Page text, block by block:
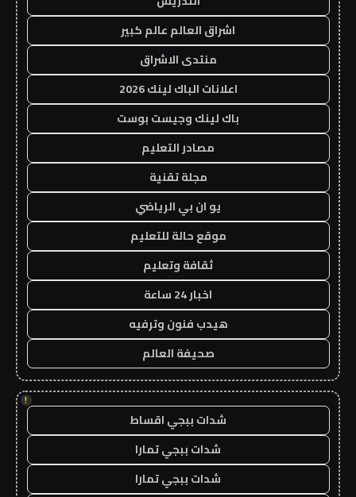
اشراق العالم عالم كبير
منتدى الاشراق
اعلانات الباك لينك 2026
باك لينك وجيست بوست
مصادر التعليم
مجلة تقنية
يو ان بي الرياضي
موقع حالة للتعليم
ثقافة وتعليم
اخبار 24 ساعة
هيدب فنون وترفيه
صحيفة العالم
!
شدات ببجي اقساط
شدات ببجي تمارا
شدات ببجي تمارا